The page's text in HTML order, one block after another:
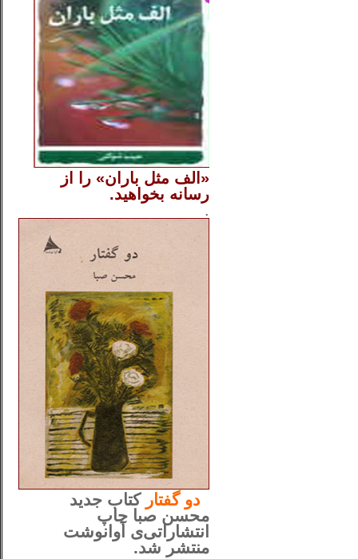
«الف مثل باران» را از
رسانه بخواهید.
.
دوگفتار کتاب جدید
محسن صبا چاپ
انتشاراتی‌ی آوانوشت
منتشر شد.